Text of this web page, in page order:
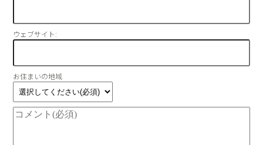
ウェブサイト:
お住まいの地域